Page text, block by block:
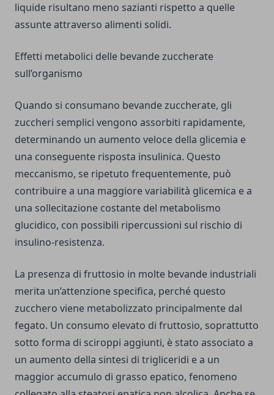
liquide risultano meno sazianti rispetto a quelle
assunte attraverso alimenti solidi.
Effetti metabolici delle bevande zuccherate
sull’organismo
Quando si consumano bevande zuccherate, gli
zuccheri semplici vengono assorbiti rapidamente,
determinando un aumento veloce della glicemia e
una conseguente risposta insulinica. Questo
meccanismo, se ripetuto frequentemente, può
contribuire a una maggiore variabilità glicemica e a
una sollecitazione costante del metabolismo
glucidico, con possibili ripercussioni sul rischio di
insulino-resistenza.
La presenza di fruttosio in molte bevande industriali
merita un’attenzione specifica, perché questo
zucchero viene metabolizzato principalmente dal
fegato. Un consumo elevato di fruttosio, soprattutto
sotto forma di sciroppi aggiunti, è stato associato a
un aumento della sintesi di trigliceridi e a un
maggior accumulo di grasso epatico, fenomeno